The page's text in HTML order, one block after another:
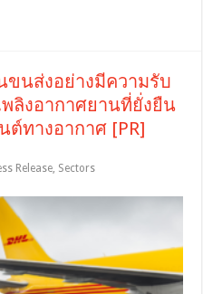
ขนส่งอย่างมีความรับ
ลิงอากาศยานที่ยั่งยืน
ต์ทางอากาศ [PR]
Release, Sectors